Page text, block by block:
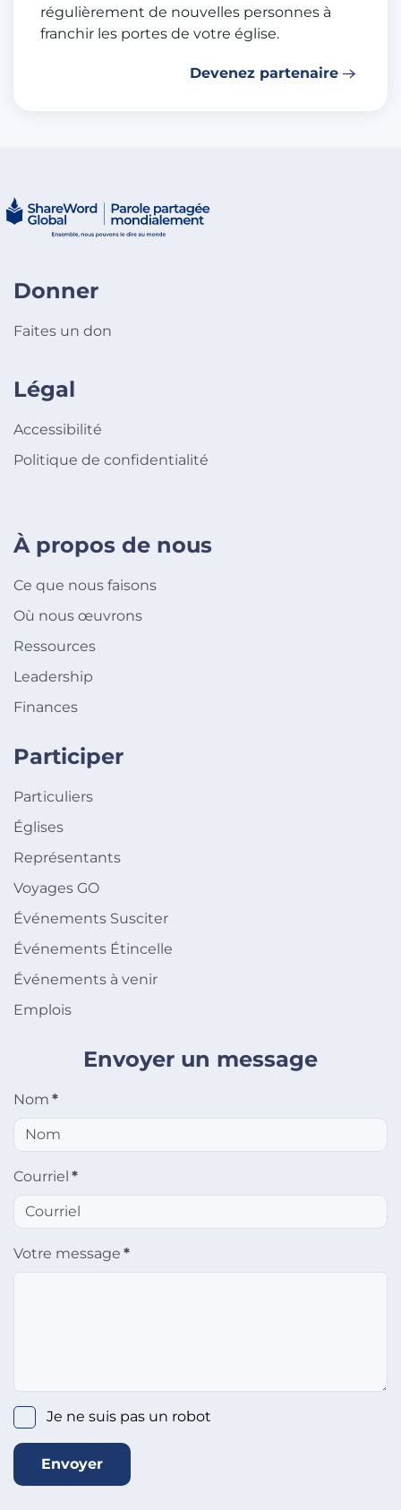
régulièrement de nouvelles personnes à
franchir les portes de votre église.
Devenez partenaire
Donner
Faites un don
Légal
Accessibilité
Politique de confidentialité
À propos de nous
Ce que nous faisons
Où nous œuvrons
Ressources
Leadership
Finances
Participer
Particuliers
Églises
Représentants
Voyages GO
Événements Susciter
Événements Étincelle
Événements à venir
Emplois
Envoyer un message
Nom *
Courriel *
Votre message *
Je ne suis pas un robot
Envoyer